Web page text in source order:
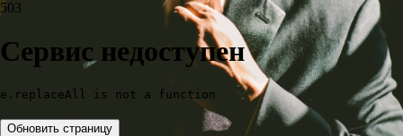
503
Сервис недоступен
e.replaceAll is not a function
Обновить страницу